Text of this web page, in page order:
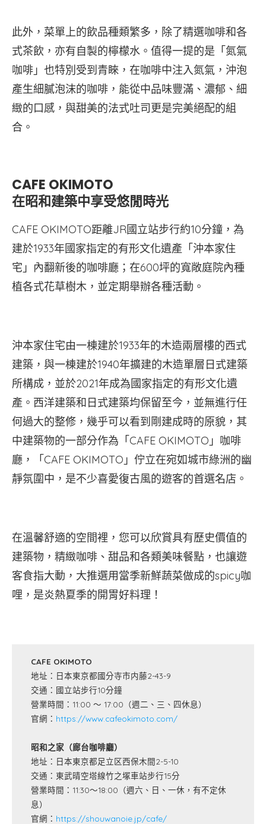
此外，菜單上的飲品種類繁多，除了精選咖啡和各
式茶飲，亦有自製的檸檬水。值得一提的是「氮氣
咖啡」也特別受到青睞，在咖啡中注入氮氣，沖泡
產生細膩泡沫的咖啡，能從中品味豐滿、濃郁、細
緻的口感，與甜美的法式吐司更是完美絕配的組
合。
CAFE OKIMOTO
在昭和建築中享受悠閒時光
CAFE OKIMOTO距離JR國立站步行約10分鐘，為
建於1933年國家指定的有形文化遺產「沖本家住
宅」內翻新後的咖啡廳；在600坪的寬敞庭院內種
植各式花草樹木，並定期舉辦各種活動。
沖本家住宅由一棟建於1933年的木造兩層樓的西式
建築，與一棟建於1940年擴建的木造單層日式建築
所構成，並於2021年成為國家指定的有形文化遺
產。西洋建築和日式建築均保留至今，並無進行任
何過大的整修，幾乎可以看到剛建成時的原貌，其
中建築物的一部分作為「CAFE OKIMOTO」咖啡
廳，「CAFE OKIMOTO」佇立在宛如城市綠洲的幽
靜氛圍中，是不少喜愛復古風的遊客的首選名店。
在溫馨舒適的空間裡，您可以欣賞具有歷史價值的
建築物，精緻咖啡、甜品和各類美味餐點，也讓遊
客食指大動，大推選用當季新鮮蔬菜做成的spicy咖
哩，是炎熱夏季的開胃好料理！
CAFE OKIMOTO
地址：日本東京都國分寺市内藤2-43-9
交通：國立站步行10分鐘
營業時間：11:00 ～ 17:00（週二、三、四休息）
官網： https://www.cafeokimoto.com/
昭和之家（廊台咖啡廳）
地址：日本東京都足立区西保木間2-5-10
交通：東武晴空塔線竹之塚車站步行15分
營業時間：11:30～18:00（週六、日、一休，有不定休
息）
官網： https://shouwanoie.jp/cafe/